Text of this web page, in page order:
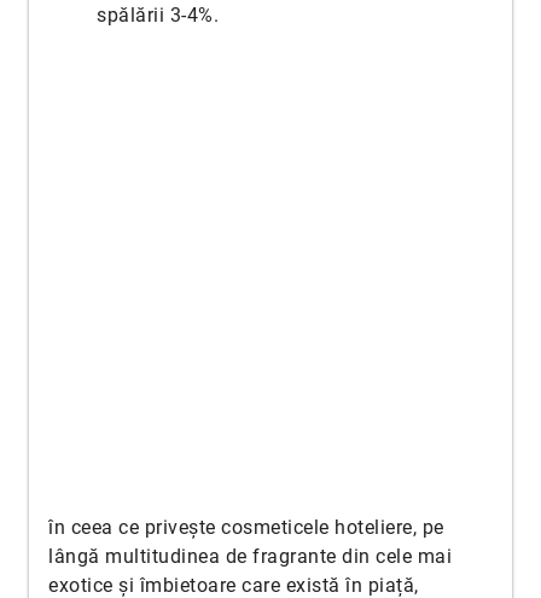
spălării 3-4%.
în ceea ce privește cosmeticele hoteliere, pe
lângă multitudinea de fragrante din cele mai
exotice și îmbietoare care există în piață,